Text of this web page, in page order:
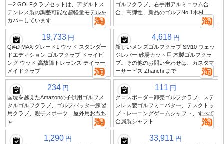
ー2 GOLFクラブセットは、アダルトス
テンレス製の調整可能な超軽量モデルを
カバーしています
ゴルフクラブ、右手用アルミニウム合
金、高弾性、新品のゴルフNo.1木材
19,733 円
Qi4D MAX グレード1 ウッド スタンダー
ドエディション ゴルフクラブ ドライビ
ング ウッド 高故障トレランス テイラー
メイドクラブ
4,618 円
新しいメンズゴルフクラブ SM10 ウェッ
ジレバー 砂場カット用 木製ゴルフクラ
ブ。その他のお問い合わせは、カスタマ
ーサービス Zhanchi まで
234 円
国境を越えたAmazonの子供用ゴルフメ
タルゴルフクラブ、ゴルフパッター練習
用クラブ、親子スポーツ、屋外用おもち
ゃ
111 円
クロスボーダー卸売ゴルフクラブ、ステ
ンレス製ゴルフミニパター、デスクトッ
プトレーニングゲームシャフト、すべて
金属製シャフト
1,290 円 33,911 円